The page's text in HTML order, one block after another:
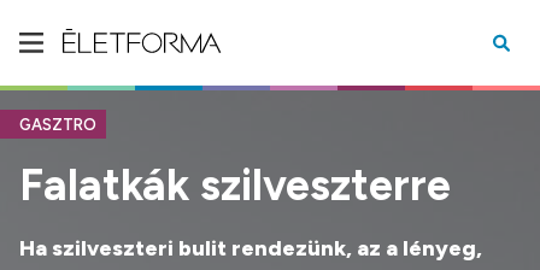
GASZTRO
Falatkák szilveszterre
Ha szilveszteri bulit rendezünk, az a lényeg,